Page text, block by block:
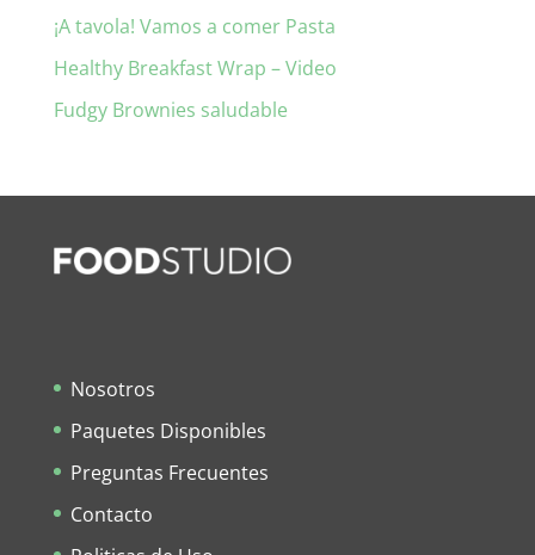
¡A tavola! Vamos a comer Pasta
Healthy Breakfast Wrap – Video
Fudgy Brownies saludable
Nosotros
Paquetes Disponibles
Preguntas Frecuentes
Contacto